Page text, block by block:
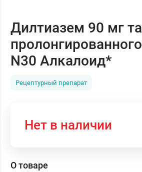
Дилтиазем 90 мг
N30 Алкалоид*
Рецептурный препарат
Нет в наличии
О товаре